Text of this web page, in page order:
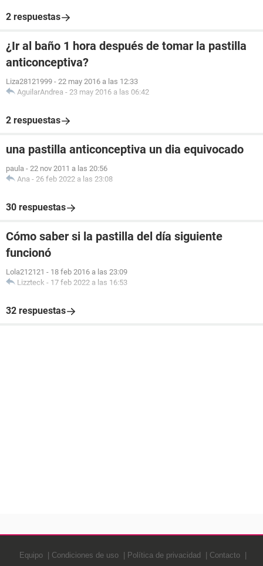
2 respuestas
¿Ir al baño 1 hora después de tomar la pastilla
anticonceptiva?
Liza28121999 - 22 may 2016 a las 12:33
AguilarAndrea - 23 may 2016 a las 06:42
2 respuestas
una pastilla anticonceptiva un dia equivocado
paula - 22 nov 2011 a las 20:56
Ana - 26 feb 2022 a las 23:08
30 respuestas
Cómo saber si la pastilla del día siguiente
funcionó
Lola212121 - 18 feb 2016 a las 23:09
Lizzteck - 17 feb 2022 a las 16:53
32 respuestas
Equipo Condiciones de uso Política de privacidad Contacto